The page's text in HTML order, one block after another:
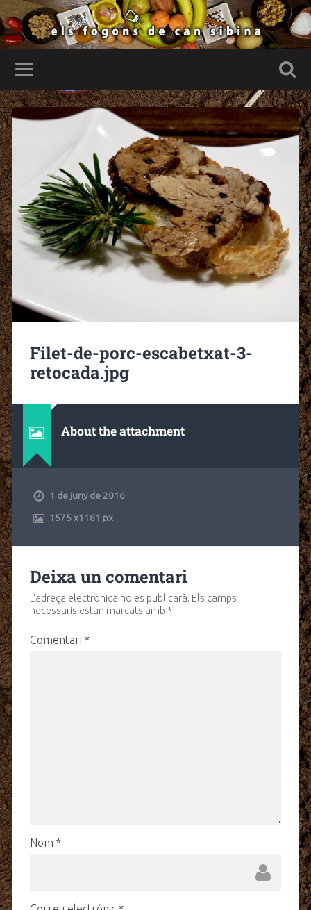
Filet-de-porc-escabetxat-3-
retocada.jpg
About the attachment
1 de juny de 2016
1575x1181 px
Deixa un comentari
L'adreça electrònica no es publicarà. Els camps
necessaris estan marcats amb *
Comentari *
Nom *